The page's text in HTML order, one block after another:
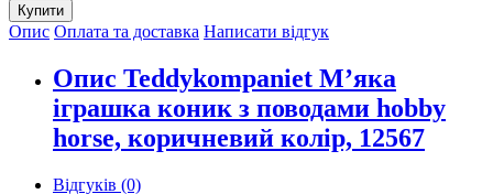
Купити
Опис Оплата та доставка Написати відгук
Опис Teddykompaniet М’яка
іграшка коник з поводами hobby
horse, коричневий колір, 12567
Відгуків (0)